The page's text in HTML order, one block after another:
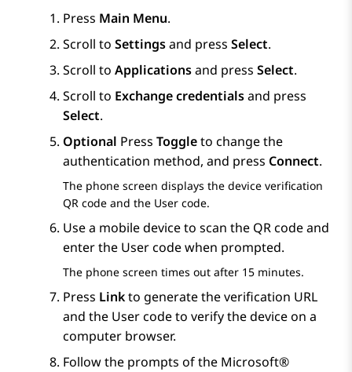
Press Main Menu.
Scroll to Settingsand press Select.
Scroll to Applicationsand press Select.
Scroll to Exchange credentialsand press
Select.
Optional Press Toggleto change the
authentication method, and press Connect.
The phone screen displays the device verification
QR code and the User code.
Use a mobile device to scan the QR code and
enter the User code when prompted.
The phone screen times out after 15 minutes.
Press Linkto generate the verification URL
and the User code to verify the device on a
computer browser.
Follow the prompts of the Microsoft®